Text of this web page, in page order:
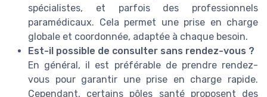
spécialistes, et parfois des professionnels
paramédicaux. Cela permet une prise en charge
globale et coordonnée, adaptée à chaque besoin.
Est-il possible de consulter sans rendez-vous ?
En général, il est préférable de prendre rendez-
vous pour garantir une prise en charge rapide.
Cependant, certains pôles santé proposent des